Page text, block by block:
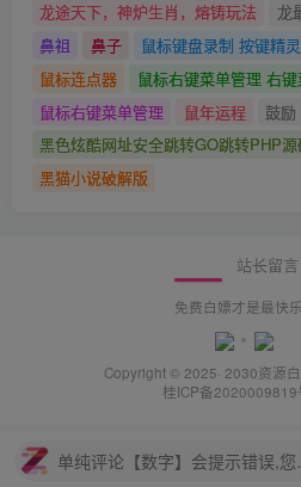
龙途天下，神炉生肖，熔铸玩法 龙
鼻祖
鼻子
鼠标键盘录制 按键精
鼠标连点器
鼠标右键菜单管理 右
鼠标右键菜单管理
鼠年运程 鼓励
黑色炫酷网址安全跳转GO跳转PHP
黑猫小说破解版
站长留言
免费白嫖才是最快
Copyright © 2025· 2030资源
桂ICP备2020009819
单纯评论